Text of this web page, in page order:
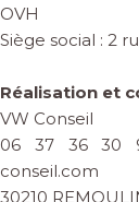
OVH
Siège social : 2
Réalisation et
VW Conseil
06 37 36 30
conseil.com
30210